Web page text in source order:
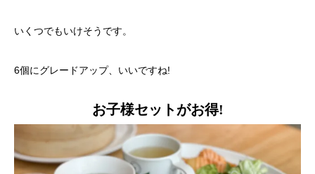
いくつでもいけそうです。
6個にグレードアップ、いいですね!
お子様セットがお得!